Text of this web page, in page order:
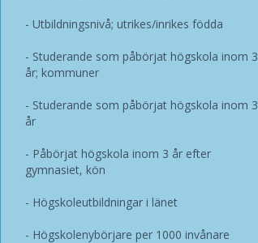
Utbildningsnivå; utrikes/inrikes födda
Studerande som påbörjat högskola inom 3
år; kommuner
Studerande som påbörjat högskola inom 3
år
Påbörjat högskola inom 3 år efter
gymnasiet, kön
Högskoleutbildningar i länet
Högskolenybörjare per 1000 invånare